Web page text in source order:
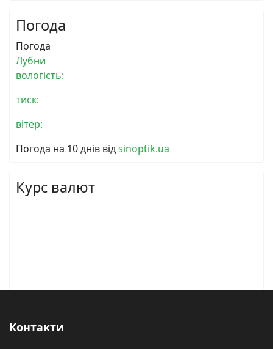
Погода
Погода
Лубни
вологість:
тиск:
вітер:
Погода на 10 днів відsinoptik.ua
Курс валют
Контакти